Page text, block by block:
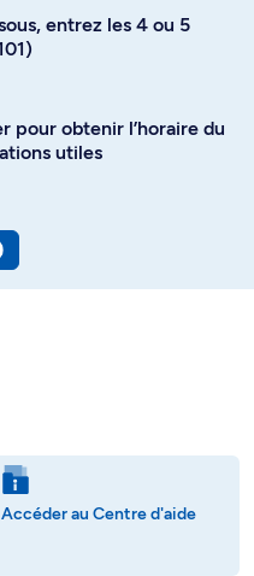
entrez les 4 ou 5
pour obtenir l’horaire du
utiles
Accéder au Centre d'aide